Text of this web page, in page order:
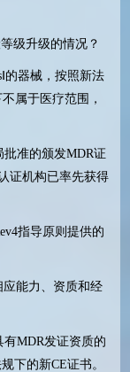
级升级的情况？
的器械，按照新法
属于医疗范围，
准的颁发MDR证
证机构已率先获得
指导原则提供的
能力、资质和经
MDR发证资质的
下的新CE证书。